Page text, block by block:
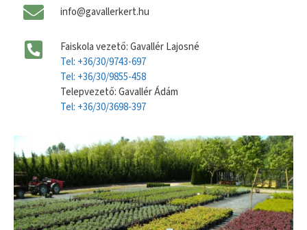
info@gavallerkert.hu
Faiskola vezető: Gavallér Lajosné
Tel: +36/30/9743-697
Tel: +36/30/9855-458
Telepvezető: Gavallér Ádám
Tel: +36/30/3698-397